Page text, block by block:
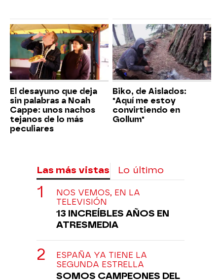
El desayuno que deja
sin palabras a Noah
Cappe: unos nachos
tejanos de lo más
peculiares
Biko, de Aislados:
"Aquí me estoy
convirtiendo en
Gollum"
Las más vistas Lo último
NOS VEMOS, EN LA
TELEVISIÓN
13 INCREÍBLES AÑOS EN
ATRESMEDIA
ESPAÑA YA TIENE LA
SEGUNDA ESTRELLA
SOMOS CAMPEONES DEL